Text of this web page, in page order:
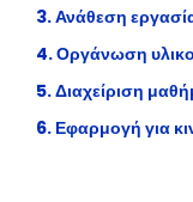
3. Ανάθεση
4. Οργάνωση
5. Διαχείριση
6. Εφαρμογή για